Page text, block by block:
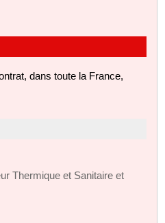
dans toute la France,
Thermique et Sanitaire et